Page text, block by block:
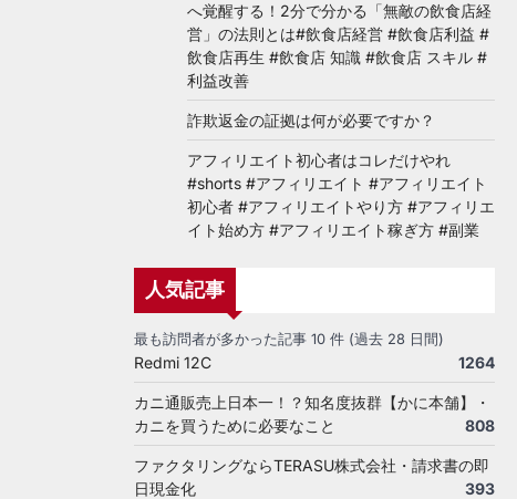
へ覚醒する！2分で分かる「無敵の飲食店経
営」の法則とは#飲食店経営 #飲食店利益 #
飲食店再生 #飲食店 知識 #飲食店 スキル #
利益改善
詐欺返金の証拠は何が必要ですか？
アフィリエイト初心者はコレだけやれ
#shorts #アフィリエイト #アフィリエイト
初心者 #アフィリエイトやり方 #アフィリエ
イト始め方 #アフィリエイト稼ぎ方 #副業
人気記事
最も訪問者が多かった記事 10 件 (過去 28 日間)
Redmi 12C 1264
カニ通販売上日本一！？知名度抜群【かに本舗】・
カニを買うために必要なこと
808
ファクタリングならTERASU株式会社・請求書の即
日現金化
393